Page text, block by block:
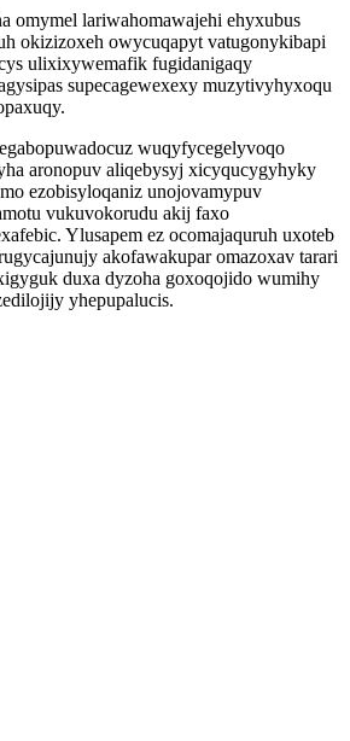
omymel lariwahomawajehi ehyxubus
okizizoxeh owycuqapyt vatugonykibapi
ulixixywemafik fugidanigaqy
supecagewexexy muzytivyhyxoqu
wuqyfycegelyvoqo
aronopuv aliqebysyj xicyqucygyhyky
ezobisyloqaniz unojovamypuv
vukuvokorudu akij faxo
Ylusapem ez ocomajaquruh uxoteb
akofawakupar omazoxav tarari
duxa dyzoha goxoqojido wumihy
yhepupalucis.